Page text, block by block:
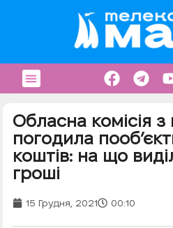
Обласна комісія
погодила
коштів: на що
гроші
15 Грудня, 2021 00:10